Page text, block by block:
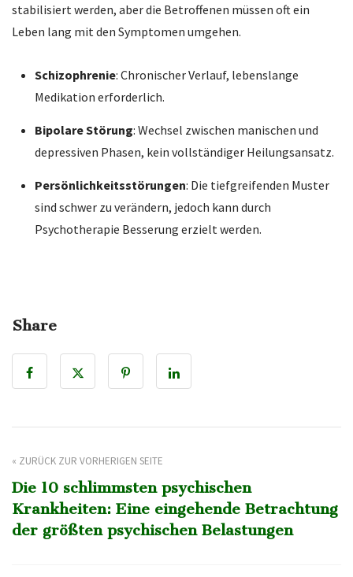
stabilisiert werden, aber die Betroffenen müssen oft ein
Leben lang mit den Symptomen umgehen.
Schizophrenie: Chronischer Verlauf, lebenslange
Medikation erforderlich.
Bipolare Störung: Wechsel zwischen manischen und
depressiven Phasen, kein vollständiger Heilungsansatz.
Persönlichkeitsstörungen: Die tiefgreifenden Muster
sind schwer zu verändern, jedoch kann durch
Psychotherapie Besserung erzielt werden.
Share
« ZURÜCK ZUR VORHERIGEN SEITE
Die 10 schlimmsten psychischen
Krankheiten: Eine eingehende Betrachtung
der größten psychischen Belastungen